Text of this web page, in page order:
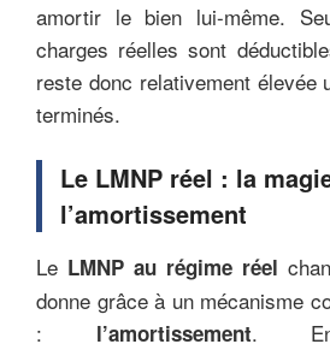
amortir le bien lui-même.
charges réelles sont
reste donc relativement élevée
terminés.
Le LMNP réel : la
l’amortissement
Le LMNP au régime réel
donne grâce à un mécanisme
: l’amortissement. En